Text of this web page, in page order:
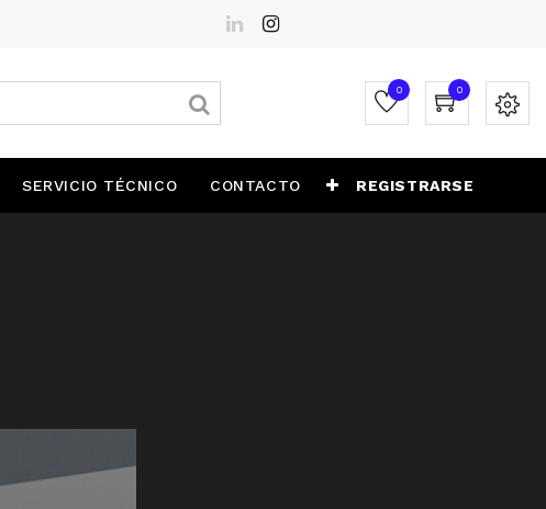
0 0
SERVICIO TÉCNICO CONTACTO REGISTRARSE